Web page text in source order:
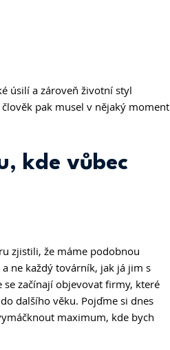
úsilí a zároveň životní styl
pak musel v nějaký moment
kde vůbec
zjistili, že máme podobnou
ne každý továrník, jak já jim s
začínají objevovat firmy, které
dalšího věku. Pojďme si dnes
maximum, kde bych